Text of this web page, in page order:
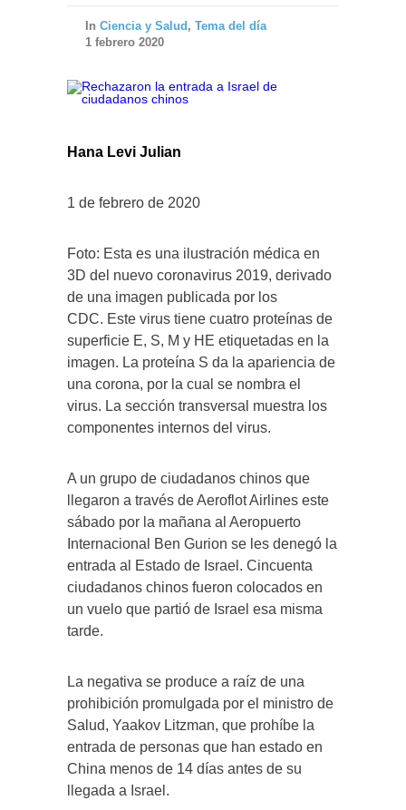
In Ciencia y Salud , Tema del día
1 febrero 2020
Hana Levi Julian
1 de febrero de 2020
Foto: Esta es una ilustración médica en
3D del nuevo coronavirus 2019, derivado
de una imagen publicada por los
CDC. Este virus tiene cuatro proteínas de
superficie E, S, M y HE etiquetadas en la
imagen. La proteína S da la apariencia de
una corona, por la cual se nombra el
virus. La sección transversal muestra los
componentes internos del virus.
A un grupo de ciudadanos chinos que
llegaron a través de Aeroflot Airlines este
sábado por la mañana al Aeropuerto
Internacional Ben Gurion se les denegó la
entrada al Estado de Israel. Cincuenta
ciudadanos chinos fueron colocados en
un vuelo que partió de Israel esa misma
tarde.
La negativa se produce a raíz de una
prohibición promulgada por el ministro de
Salud, Yaakov Litzman, que prohíbe la
entrada de personas que han estado en
China menos de 14 días antes de su
llegada a Israel.